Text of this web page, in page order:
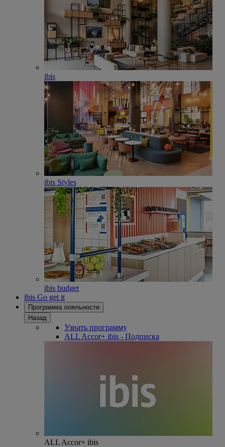
ibis
ibis Styles
ibis budget
ibis Go get it
Программа лояльности
Назад
Узнать программу
ALL Accor+ ibis - Подписка
ALL Accor+ ibis